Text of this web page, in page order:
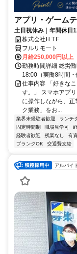
アプリ・ゲーム
土日祝休み｜年間休日
株式会社H.T.F
フルリモート
月給250,000円以上
勤務時間詳細 総労
18:00（実働8時間・
仕事内容 「好きな
す。」 スマホアプ
に操作しながら、
ク業務」をお...
業界未経験者歓迎 ランチ
固定時間制
職場見学可
経験者歓迎
残業なし 有
ブランクOK
交通費支給
アルバイ